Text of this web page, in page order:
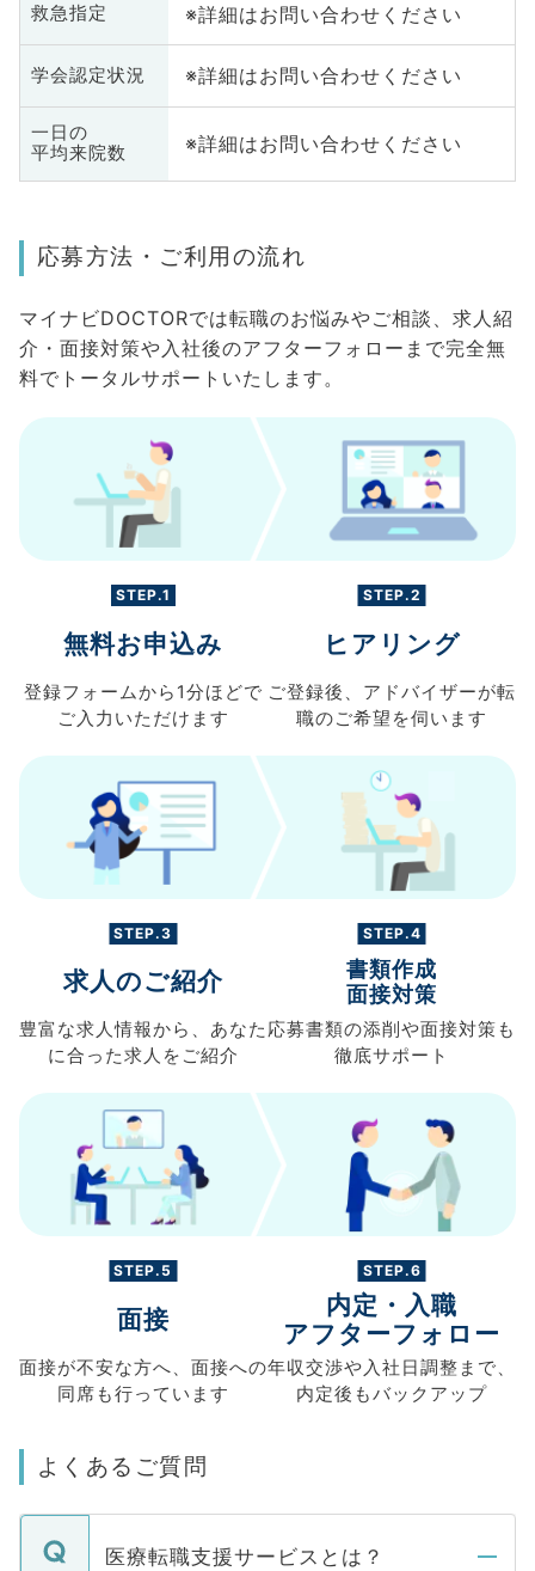
救急指定 ※詳細はお問い合わせください
学会認定状況 ※詳細はお問い合わせください
一日の
平均来院数
※詳細はお問い合わせください
応募方法・ご利用の流れ
マイナビDOCTORでは転職のお悩みやご相談、求人紹
介・面接対策や入社後のアフターフォローまで完全無
料でトータルサポートいたします。
STEP.1
無料お申込み
登録フォームから 1分ほどで
ご入力 いただけます
STEP.2
ヒアリング
ご登録後、 アドバイザーが転
職のご希望を伺います
STEP.3
求人のご紹介
豊富な求人情報から、 あなた
に合った求人を ご紹介
STEP.4
書類作成
面接対策
応募書類の添削や面接対策も
徹底サポート
STEP.5
面接
面接が不安な方へ、 面接への
同席も行っています
STEP.6
内定・入職
アフターフォロー
年収交渉や入社日調整まで、
内定後もバックアップ
よくあるご質問
医療転職支援サービスとは？